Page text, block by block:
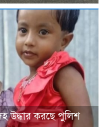
উদ্ধার করছে পুলিশ